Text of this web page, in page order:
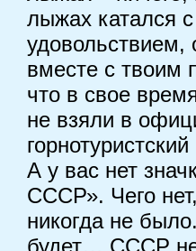
лыжах катался
вместе с твоим
что в свое
не взяли в
А у вас нет
СССР». Чего
никогда не